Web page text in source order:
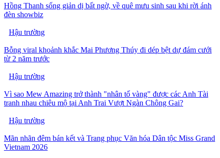
Hồng Thanh sống giản dị bất ngờ, về quê mưu sinh sau khi rời ánh
đèn showbiz
Hậu trường
Bỗng viral khoảnh khắc Mai Phương Thúy đi dép bệt dự đám cưới
từ 2 năm trước
Hậu trường
Vì sao Mew Amazing trở thành "nhân tố vàng" được các Anh Tài
tranh nhau chiêu mộ tại Anh Trai Vượt Ngàn Chông Gai?
Hậu trường
Mãn nhãn đêm bán kết và Trang phục Văn hóa Dân tộc Miss Grand
Vietnam 2026